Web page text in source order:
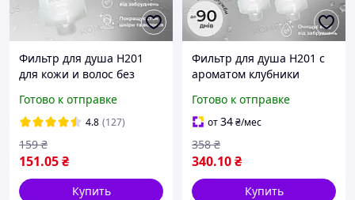
Фильтр для душа H201
для кожи и волос без
Готово к отправке
4.8 (127)
151.05₴
159 ₴
Купить
Фильтр для душа H201 с
ароматом клубники
Готово к отправке
от34₴/мес
340.10₴
358 ₴
Купить